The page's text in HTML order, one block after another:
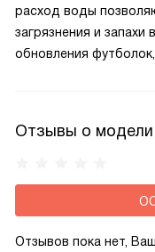
расход воды
загрязнения и запахи
обновления
Отзывы о модели
Отзывов пока нет,